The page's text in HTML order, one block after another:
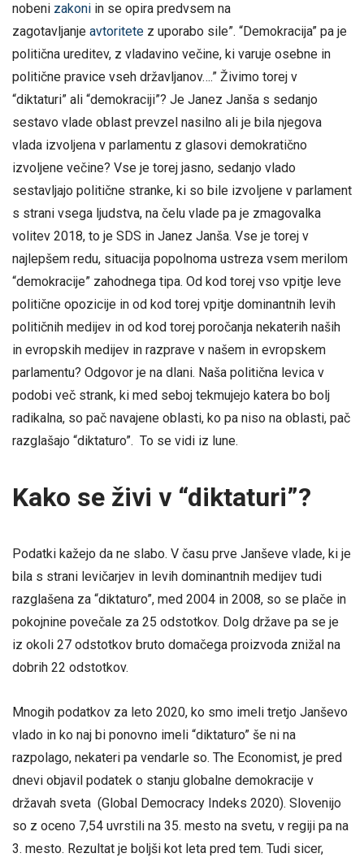
nobeni zakoni in se opira predvsem na
zagotavljanje avtoritete z uporabo sile”. “Demokracija” pa je
politična ureditev, z vladavino večine, ki varuje osebne in
politične pravice vseh državljanov….” Živimo torej v
“diktaturi” ali “demokraciji”? Je Janez Janša s sedanjo
sestavo vlade oblast prevzel nasilno ali je bila njegova
vlada izvoljena v parlamentu z glasovi demokratično
izvoljene večine? Vse je torej jasno, sedanjo vlado
sestavljajo politične stranke, ki so bile izvoljene v parlament
s strani vsega ljudstva, na čelu vlade pa je zmagovalka
volitev 2018, to je SDS in Janez Janša. Vse je torej v
najlepšem redu, situacija popolnoma ustreza vsem merilom
“demokracije” zahodnega tipa. Od kod torej vso vpitje leve
politične opozicije in od kod torej vpitje dominantnih levih
političnih medijev in od kod torej poročanja nekaterih naših
in evropskih medijev in razprave v našem in evropskem
parlamentu? Odgovor je na dlani. Naša politična levica v
podobi več strank, ki med seboj tekmujejo katera bo bolj
radikalna, so pač navajene oblasti, ko pa niso na oblasti, pač
razglašajo “diktaturo”. To se vidi iz lune.
Kako se živi v “diktaturi”?
Podatki kažejo da ne slabo. V času prve Janševe vlade, ki je
bila s strani levičarjev in levih dominantnih medijev tudi
razglašena za “diktaturo”, med 2004 in 2008, so se plače in
pokojnine povečale za 25 odstotkov. Dolg države pa se je
iz okoli 27 odstotkov bruto domačega proizvoda znižal na
dobrih 22 odstotkov.
Mnogih podatkov za leto 2020, ko smo imeli tretjo Janševo
vlado in ko naj bi ponovno imeli “diktaturo” še ni na
razpolago, nekateri pa vendarle so. The Economist, je pred
dnevi objavil podatek o stanju globalne demokracije v
državah sveta (Global Democracy Indeks 2020). Slovenijo
so z oceno 7,54 uvrstili na 35. mesto na svetu, v regiji pa na
3. mesto. Rezultat je boljši kot leta pred tem. Tudi sicer,